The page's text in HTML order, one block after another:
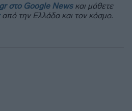
στο Google Newsκαι μάθετε
από την Ελλάδα και τον κόσμο.